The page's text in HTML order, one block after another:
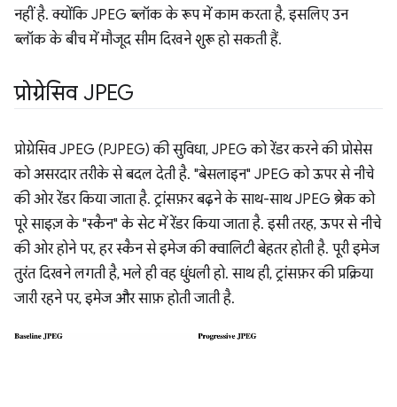
नहीं है. क्योंकि JPEG ब्लॉक के रूप में काम करता है, इसलिए उन
ब्लॉक के बीच में मौजूद सीम दिखने शुरू हो सकती हैं.
प्रोग्रेसिव JPEG
प्रोग्रेसिव JPEG (PJPEG) की सुविधा, JPEG को रेंडर करने की प्रोसेस
को असरदार तरीके से बदल देती है. "बेसलाइन" JPEG को ऊपर से नीचे
की ओर रेंडर किया जाता है. ट्रांसफ़र बढ़ने के साथ-साथ JPEG ब्रेक को
पूरे साइज़ के "स्कैन" के सेट में रेंडर किया जाता है. इसी तरह, ऊपर से नीचे
की ओर होने पर, हर स्कैन से इमेज की क्वालिटी बेहतर होती है. पूरी इमेज
तुरंत दिखने लगती है, भले ही वह धुंधली हो. साथ ही, ट्रांसफ़र की प्रक्रिया
जारी रहने पर, इमेज और साफ़ होती जाती है.